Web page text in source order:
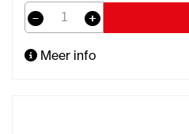
Meer info